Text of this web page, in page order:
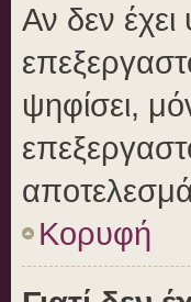
Αν δεν
ψηφίσει,
Κορυφή